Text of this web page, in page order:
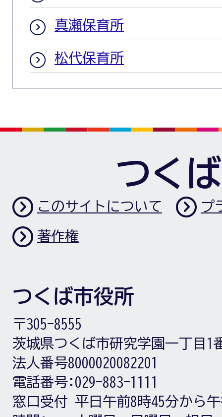
真瀬保育所
松代保育所
つく
このサイトについて プ
著作権
つくば市役所
〒305-8555
茨城県つくば市研究学園一丁目1
法人番号8000020082201
電話番号: 029-883-1111
窓口受付 平日午前8時45分から